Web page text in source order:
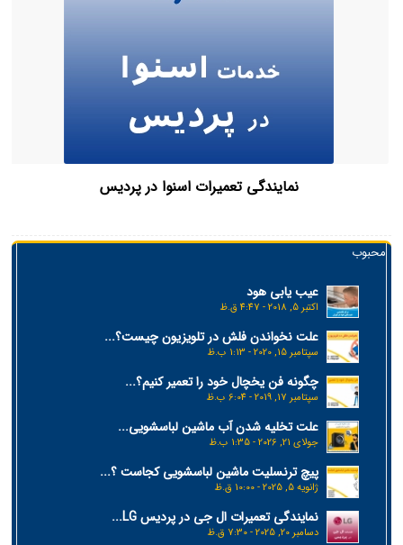
نمایندگی تعمیرات اسنوا در پردیس
محبوب
عیب یابی هود
اکتبر 5, 2018 - 4:47 ق.ظ
علت نخواندن فلش در تلویزیون چیست؟...
سپتامبر 15, 2020 - 1:13 ب.ظ
چگونه فن یخچال خود را تعمیر کنیم؟...
سپتامبر 17, 2019 - 6:04 ب.ظ
علت تخلیه شدن آب ماشین لباسشویی...
جولای 21, 2026 - 1:35 ب.ظ
پیچ ترنسلیت ماشین لباسشویی کجاست ؟...
ژانویه 5, 2025 - 10:00 ق.ظ
نمایندگی تعمیرات ال جی در پردیس LG...
دسامبر 20, 2025 - 7:30 ق.ظ